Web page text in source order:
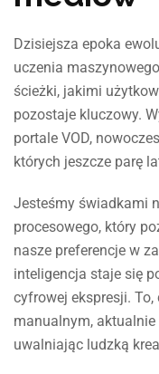
Dzisiejsza epoka
uczenia
ścieżki, jakimi
pozostaje kluczowy.
portale VOD,
których jeszcze parę
Jesteśmy świadkami
procesowego, który
nasze preferencje w
inteligencja staje się
cyfrowej ekspresji. To,
manualnym, aktualnie
uwalniając ludzką